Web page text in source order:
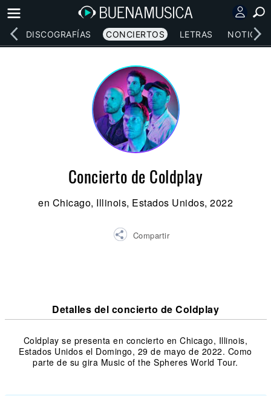
DISCOGRAFÍAS CONCIERTOS LETRAS NOTICIAS
Concierto de Coldplay
en Chicago, Illinois, Estados Unidos, 2022
Compartir
Detalles del concierto de Coldplay
Coldplay se presenta en concierto en Chicago, Illinois,
Estados Unidos el Domingo, 29 de mayo de 2022. Como
parte de su gira Music of the Spheres World Tour.